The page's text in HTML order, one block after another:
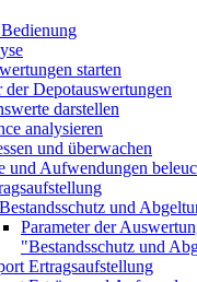
starten
der Depotauswertungen
darstellen
analysieren
und überwachen
und Aufwendungen
Bestandsschutz und
Parameter der
"Bestandsschutz und
Ertragsaufstellung